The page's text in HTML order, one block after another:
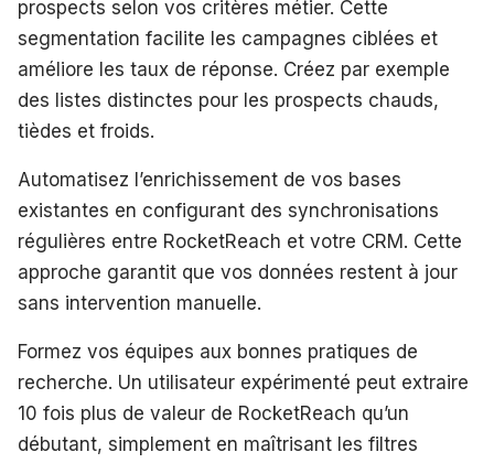
prospects selon vos critères métier. Cette
segmentation facilite les campagnes ciblées et
améliore les taux de réponse. Créez par exemple
des listes distinctes pour les prospects chauds,
tièdes et froids.
Automatisez l’enrichissement de vos bases
existantes en configurant des synchronisations
régulières entre RocketReach et votre CRM. Cette
approche garantit que vos données restent à jour
sans intervention manuelle.
Formez vos équipes aux bonnes pratiques de
recherche. Un utilisateur expérimenté peut extraire
10 fois plus de valeur de RocketReach qu’un
débutant, simplement en maîtrisant les filtres